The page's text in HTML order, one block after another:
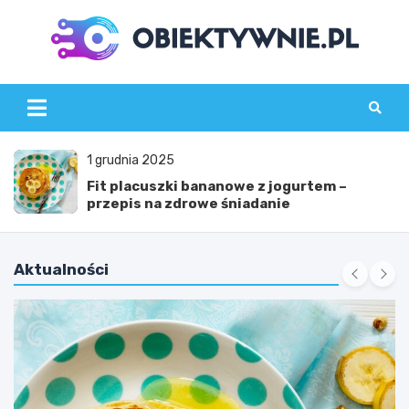
obiektywnie.pl
15 listopada 2025
Placki twarogowe z bananem – przepis na
zdrową przekąskę
Aktualności